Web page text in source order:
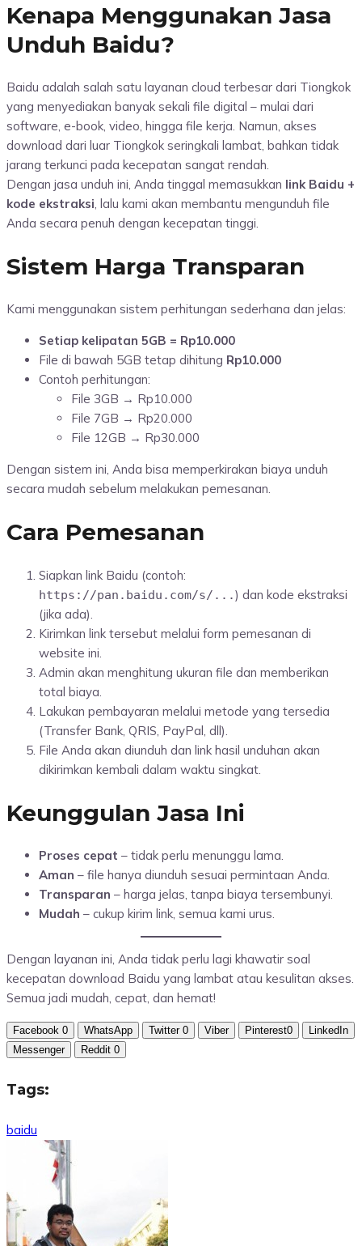
Kenapa Menggunakan Jasa
Unduh Baidu?
Baidu adalah salah satu layanan cloud terbesar dari Tiongkok
yang menyediakan banyak sekali file digital – mulai dari
software, e-book, video, hingga file kerja. Namun, akses
download dari luar Tiongkok seringkali lambat, bahkan tidak
jarang terkunci pada kecepatan sangat rendah.
Dengan jasa unduh ini, Anda tinggal memasukkan link Baidu +
kode ekstraksi , lalu kami akan membantu mengunduh file
Anda secara penuh dengan kecepatan tinggi.
Sistem Harga Transparan
Kami menggunakan sistem perhitungan sederhana dan jelas:
Setiap kelipatan 5GB = Rp10.000
File di bawah 5GB tetap dihitung Rp10.000
Contoh perhitungan:
File 3GB → Rp10.000
File 7GB → Rp20.000
File 12GB → Rp30.000
Dengan sistem ini, Anda bisa memperkirakan biaya unduh
secara mudah sebelum melakukan pemesanan.
Cara Pemesanan
Siapkan link Baidu (contoh:
https://pan.baidu.com/s/...) dan kode ekstraksi
(jika ada).
Kirimkan link tersebut melalui form pemesanan di
website ini.
Admin akan menghitung ukuran file dan memberikan
total biaya.
Lakukan pembayaran melalui metode yang tersedia
(Transfer Bank, QRIS, PayPal, dll).
File Anda akan diunduh dan link hasil unduhan akan
dikirimkan kembali dalam waktu singkat.
Keunggulan Jasa Ini
Proses cepat – tidak perlu menunggu lama.
Aman – file hanya diunduh sesuai permintaan Anda.
Transparan – harga jelas, tanpa biaya tersembunyi.
Mudah – cukup kirim link, semua kami urus.
Dengan layanan ini, Anda tidak perlu lagi khawatir soal
kecepatan download Baidu yang lambat atau kesulitan akses.
Semua jadi mudah, cepat, dan hemat!
Facebook 0 WhatsApp Twitter 0 Viber Pinterest0
LinkedIn
Messenger
Reddit 0
Tags:
baidu